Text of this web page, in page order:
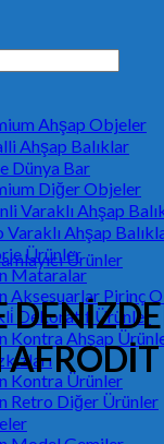
Ahşap Objeler
Ahşap Balıklar
Dünya Bar
Diğer Objeler
Varaklı Ahşap
Varaklı Ahşap
Ürünler
Mataralar
Aksesuarlar Pirinç
Dekorati̇f Ürünler
Kontra Ahşap
Kontra Ürünler
Retro Diğer Ürünler
Ürünler
AFRODİT